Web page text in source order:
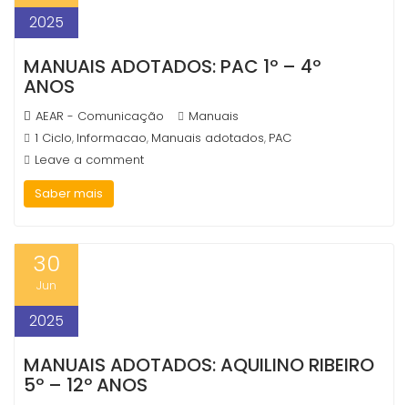
2025
MANUAIS ADOTADOS: PAC 1º – 4º
ANOS
AEAR - Comunicação
Manuais
1 Ciclo, Informacao, Manuais adotados, PAC
Leave a comment
Saber mais
30
Jun
2025
MANUAIS ADOTADOS: AQUILINO RIBEIRO
5º – 12º ANOS
They are
needed for
to function.
Statistics
In order for
us to
website's
functionality
based on
how the
website is
used.
Experience
In order for